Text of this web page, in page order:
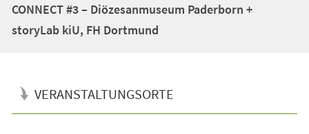
CONNECT #3 – Diözesanmuseum Paderborn +
storyLab kiU, FH Dortmund
VERANSTALTUNGSORTE